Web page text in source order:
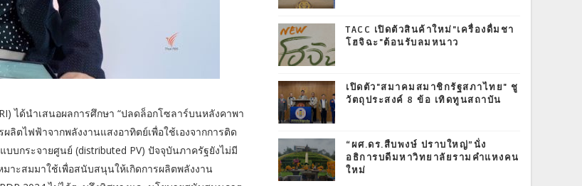
ได้นำเสนอผลการศึกษา “ปลดล็อกโซลาร์บนหลังคาพา
ลิตไฟฟ้าจากพลังงานแสงอาทิตย์เพื่อใช้เองจากการติด
บกระจายศูนย์ (distributed PV) ปัจจุบันภาครัฐยังไม่มี
มาะสมมาใช้เพื่อสนับสนุนให้เกิดการผลิตพลังงาน
TACC เปิดตัวสินค้าใหม่"เครื่องดื่มชา
โฮจิฉะ"ต้อนรับลมหนาว
เปิดตัว"สมาคมสมาชิกรัฐสภาไทย" ชู
วัตถุประสงค์ 8 ข้อ เทิดทูนสถาบัน
“ผศ.ดร.สืบพงษ์ ปราบใหญ่”นั่ง
อธิการบดีมหาวิทยาลัยรามคำแหงคน
ใหม่